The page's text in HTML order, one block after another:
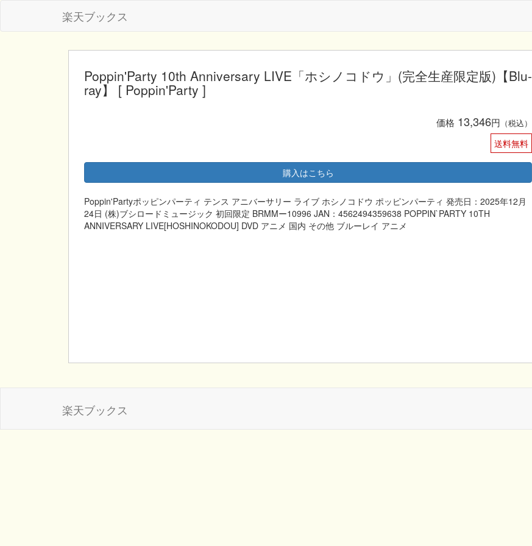
楽天ブックス
Poppin'Party 10th Anniversary LIVE「ホシノコドウ」(完全生産限定版)【Blu-
ray】 [ Poppin'Party ]
価格 13,346円 （税込）
送料無料
購入はこちら
Poppin'Partyポッピンパーティ テンス アニバーサリー ライブ ホシノコドウ ポッピンパーティ 発売日：2025年12月
24日 (株)ブシロードミュージック 初回限定 BRMMー10996 JAN：4562494359638 POPPIN`PARTY 10TH
ANNIVERSARY LIVE[HOSHINOKODOU] DVD アニメ 国内 その他 ブルーレイ アニメ
楽天ブックス